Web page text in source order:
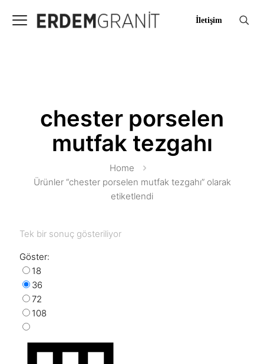
İletişim
chester porselen
mutfak tezgahı
Home
Ürünler “chester porselen mutfak tezgahı” olarak
etiketlendi
Tek bir sonuç gösteriliyor
Göster:
18
36
72
108